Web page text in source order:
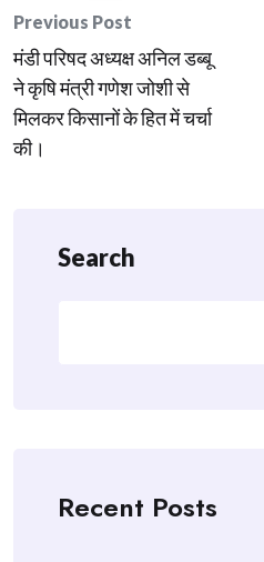
Post
navigation
Previous Post
मंडी परिषद अध्यक्ष अनिल डब्बू
ने कृषि मंत्री गणेश जोशी से
मिलकर किसानों के हित में चर्चा
की।
Search
Recent Posts